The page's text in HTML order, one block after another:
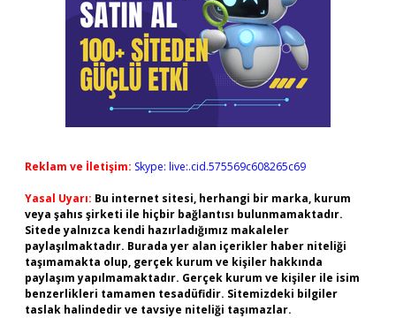
Reklam ve İletişim: Skype: live:.cid.575569c608265c69
Yasal Uyarı: Bu internet sitesi, herhangi bir marka, kurum
veya şahıs şirketi ile hiçbir bağlantısı bulunmamaktadır.
Sitede yalnızca kendi hazırladığımız makaleler
paylaşılmaktadır. Burada yer alan içerikler haber niteliği
taşımamakta olup, gerçek kurum ve kişiler hakkında
paylaşım yapılmamaktadır. Gerçek kurum ve kişiler ile isim
benzerlikleri tamamen tesadüfidir. Sitemizdeki bilgiler
taslak halindedir ve tavsiye niteliği taşımazlar.